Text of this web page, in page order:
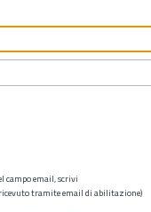
campo email, scrivi
tramite email di abilitazione)